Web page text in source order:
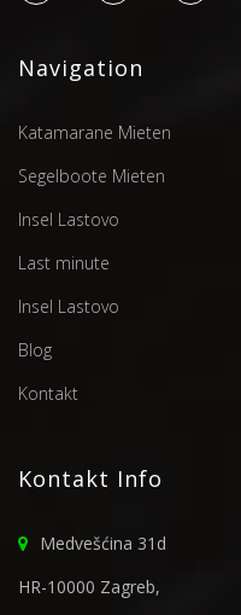
Navigation
Katamarane Mieten
Segelboote Mieten
Insel Lastovo
Last minute
Insel Lastovo
Blog
Kontakt
Kontakt Info
Medvešćina 31d
HR-10000 Zagreb,